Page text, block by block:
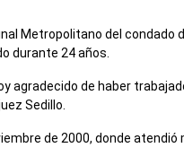
Metropolitano del
durante 24 años.
agradecido de haber
Sedillo.
de 2000, donde